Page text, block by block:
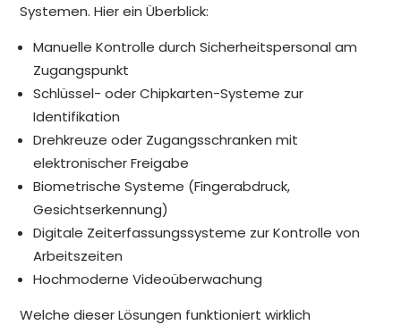
Systemen. Hier ein Überblick:
Manuelle Kontrolle durch Sicherheitspersonal am
Zugangspunkt
Schlüssel- oder Chipkarten-Systeme zur
Identifikation
Drehkreuze oder Zugangsschranken mit
elektronischer Freigabe
Biometrische Systeme (Fingerabdruck,
Gesichtserkennung)
Digitale Zeiterfassungssysteme zur Kontrolle von
Arbeitszeiten
Hochmoderne Videoüberwachung
Welche dieser Lösungen funktioniert wirklich